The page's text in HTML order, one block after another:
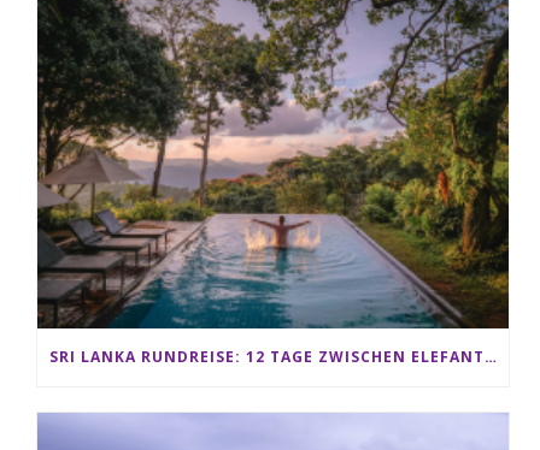
SRI LANKA RUNDREISE: 12 TAGE ZWISCHEN ELEFANTEN, TEEPLANTAGEN & STRAND ALS FAMILIE